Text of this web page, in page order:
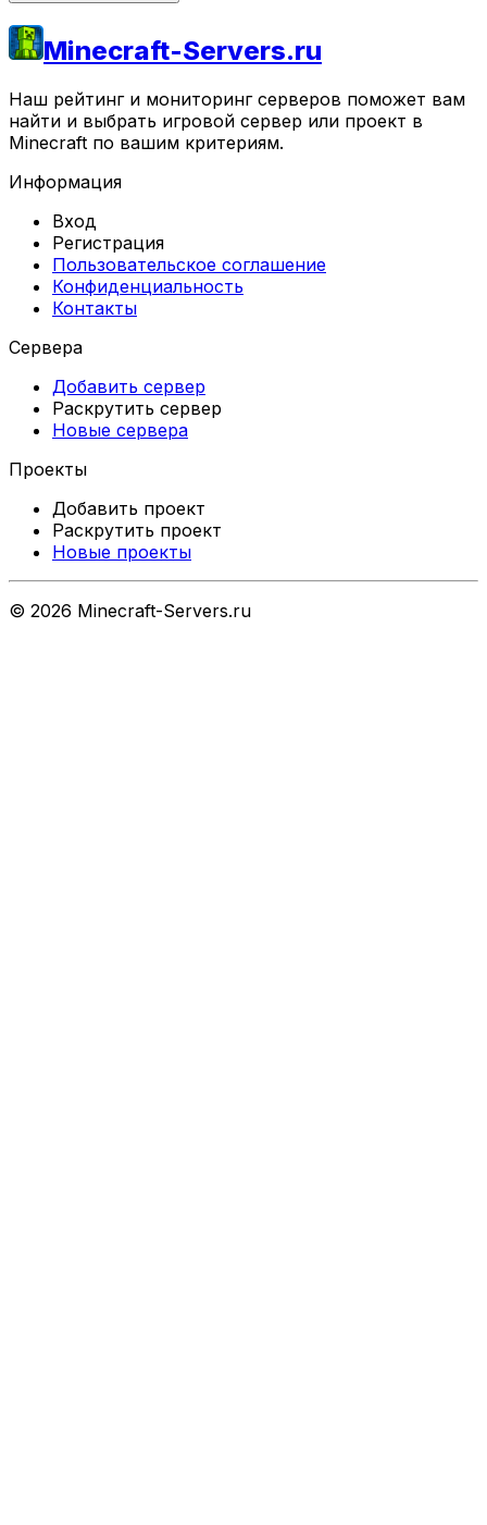
Minecraft-Servers.ru
Наш рейтинг и мониторинг серверов поможет вам
найти и выбрать игровой сервер или проект в
Minecraft по вашим критериям.
Информация
Вход
Регистрация
Пользовательское соглашение
Конфиденциальность
Контакты
Сервера
Добавить сервер
Раскрутить сервер
Новые сервера
Проекты
Добавить проект
Раскрутить проект
Новые проекты
© 2026 Minecraft-Servers.ru